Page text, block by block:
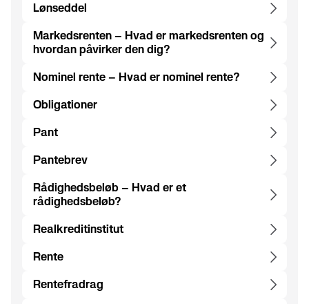
Lønseddel
Markedsrenten – Hvad er markedsrenten og
hvordan påvirker den dig?
Nominel rente – Hvad er nominel rente?
Obligationer
Pant
Pantebrev
Rådighedsbeløb – Hvad er et
rådighedsbeløb?
Realkreditinstitut
Rente
Rentefradrag